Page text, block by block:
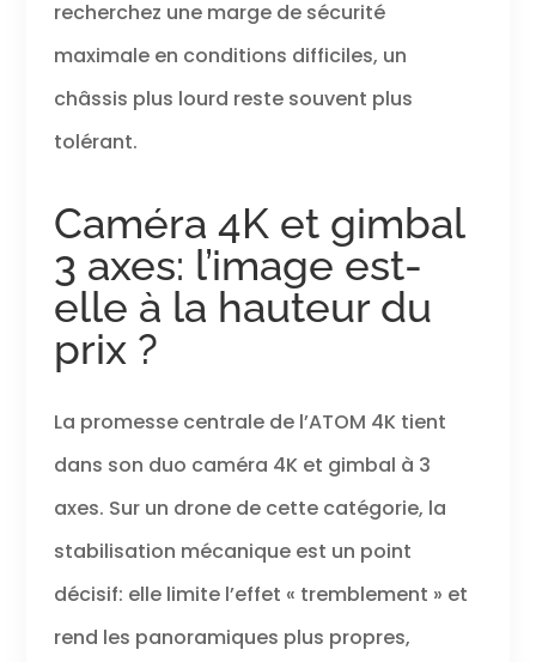
recherchez une marge de sécurité
maximale en conditions difficiles, un
châssis plus lourd reste souvent plus
tolérant.
Caméra 4K et gimbal
3 axes: l’image est-
elle à la hauteur du
prix ?
La promesse centrale de l’ATOM 4K tient
dans son duo caméra 4K et gimbal à 3
axes. Sur un drone de cette catégorie, la
stabilisation mécanique est un point
décisif: elle limite l’effet « tremblement » et
rend les panoramiques plus propres,